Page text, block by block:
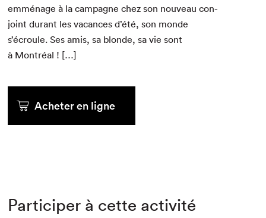
emmé­nage à la cam­pagne chez son nou­veau con­
joint durant les vacances d’été, son monde
s’écroule. Ses amis, sa blonde, sa vie sont
à Montréal ! […]
Acheter en ligne
Participer à cette activité